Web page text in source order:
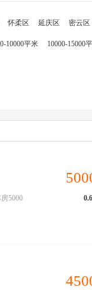
怀柔区 延庆区 密云区
10000平米 10000-15000
5000